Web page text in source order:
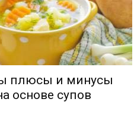
плюсы и минусы
основе супов